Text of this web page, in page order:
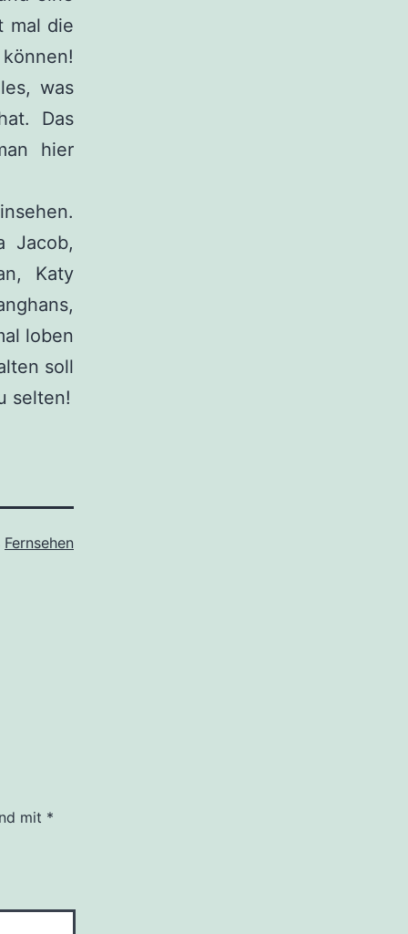
mal die
was
Das
hier
Jacob,
Katy
loben
soll
selten!
Fernsehen
mit *